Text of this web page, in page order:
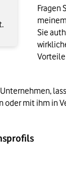
Fragen
Sie
mit ihm in